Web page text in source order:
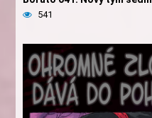
541